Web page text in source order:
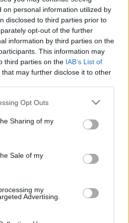
on personal information utilized by
disclosed to third parties prior to
opt-out of the further
information by third parties on the
This information may
third parties on the IAB’s List of
that may further disclose it to other
Opt Outs
Sharing of my
Sale of my
my
Advertising.
erkundet werden.
Fuerteventura ist berühmt für
Straßen, die mit
und Kunstwerken
beim Bummel durch den
seinen zahlreichen
oder beim Besuch
geboten. Die Stadt ist auch
bekannt, darunter die
Corralejo.